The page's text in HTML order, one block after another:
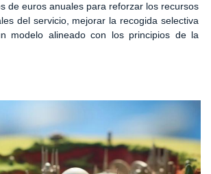
de euros anuales para reforzar los recursos
del servicio, mejorar la recogida selectiva
modelo alineado con los principios de la